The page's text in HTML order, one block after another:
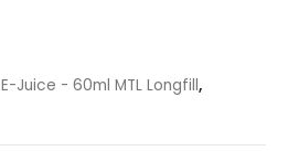
E-Juice - 60ml MTL Longfill,